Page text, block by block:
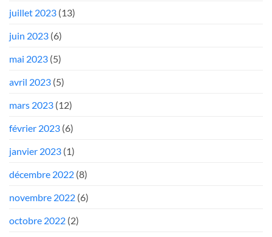
juillet 2023 (13)
juin 2023 (6)
mai 2023 (5)
avril 2023 (5)
mars 2023 (12)
février 2023 (6)
janvier 2023 (1)
décembre 2022 (8)
novembre 2022 (6)
octobre 2022 (2)